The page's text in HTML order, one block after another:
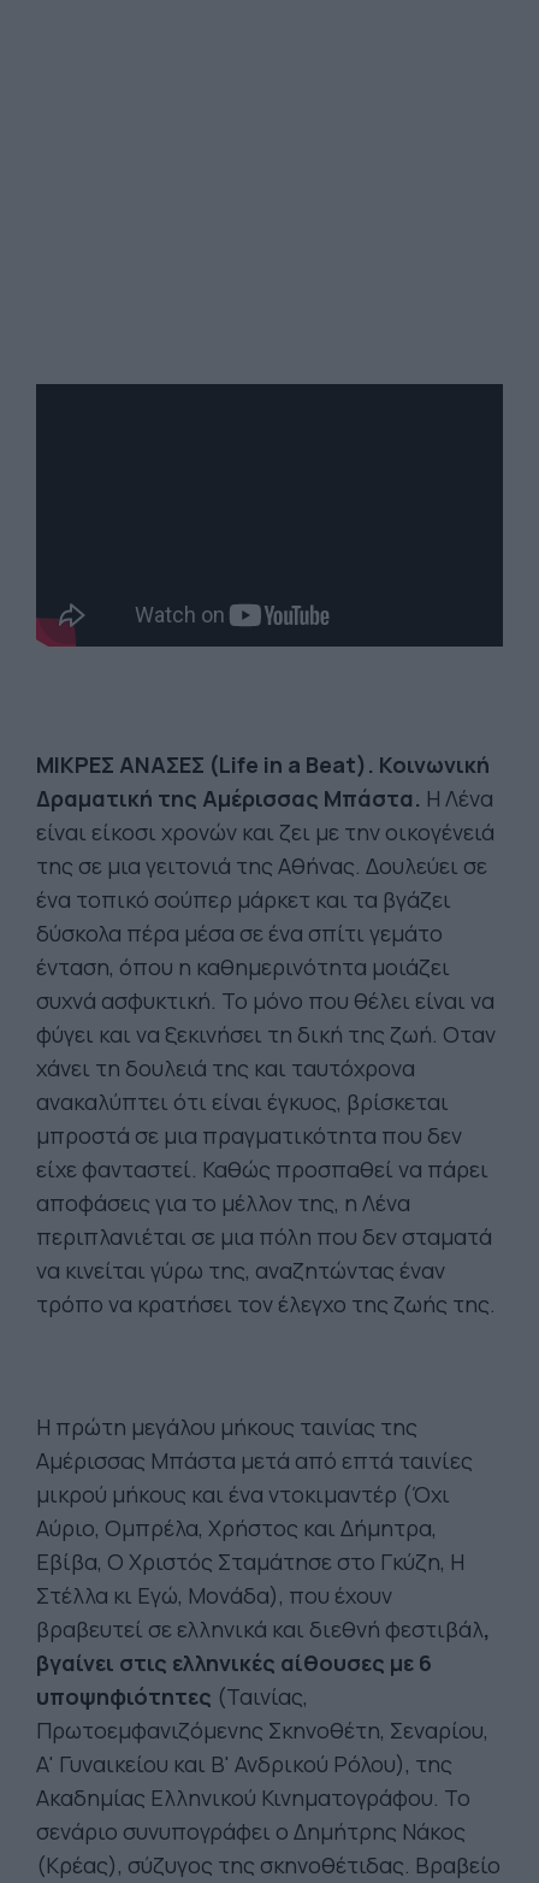
ΜΙΚΡΕΣ ΑΝΑΣΕΣ (Life in a Beat). Κοινωνική
Δραματική της Αμέρισσας Μπάστα. Η Λένα
είναι είκοσι χρονών και ζει με την οικογένειά
της σε μια γειτονιά της Αθήνας. Δουλεύει σε
ένα τοπικό σούπερ μάρκετ και τα βγάζει
δύσκολα πέρα μέσα σε ένα σπίτι γεμάτο
ένταση, όπου η καθημερινότητα μοιάζει
συχνά ασφυκτική. Το μόνο που θέλει είναι να
φύγει και να ξεκινήσει τη δική της ζωή. Οταν
χάνει τη δουλειά της και ταυτόχρονα
ανακαλύπτει ότι είναι έγκυος, βρίσκεται
μπροστά σε μια πραγματικότητα που δεν
είχε φανταστεί. Καθώς προσπαθεί να πάρει
αποφάσεις για το μέλλον της, η Λένα
περιπλανιέται σε μια πόλη που δεν σταματά
να κινείται γύρω της, αναζητώντας έναν
τρόπο να κρατήσει τον έλεγχο της ζωής της.
Η πρώτη μεγάλου μήκους ταινίας της
Αμέρισσας Μπάστα μετά από επτά ταινίες
μικρού μήκους και ένα ντοκιμαντέρ (Όχι
Αύριο, Ομπρέλα, Χρήστος και Δήμητρα,
Εβίβα, Ο Χριστός Σταμάτησε στο Γκύζη, Η
Στέλλα κι Εγώ, Μονάδα), που έχουν
βραβευτεί σε ελληνικά και διεθνή φεστιβάλ,
βγαίνει στις ελληνικές αίθουσες με 6
υποψηφιότητες (Ταινίας,
Πρωτοεμφανιζόμενης Σκηνοθέτη, Σεναρίου,
Α' Γυναικείου και Β' Ανδρικού Ρόλου), της
Ακαδημίας Ελληνικού Κινηματογράφου. Το
σενάριο συνυπογράφει ο Δημήτρης Νάκος
(Κρέας), σύζυγος της σκηνοθέτιδας. Βραβείο